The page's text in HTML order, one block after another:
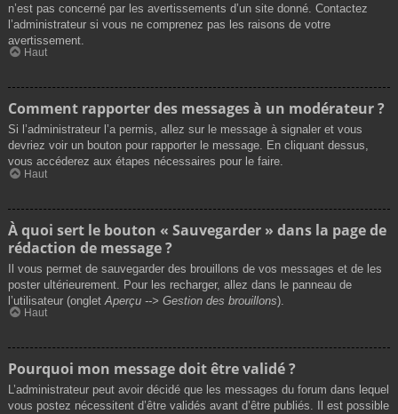
n’est pas concerné par les avertissements d’un site donné. Contactez
l’administrateur si vous ne comprenez pas les raisons de votre
avertissement.
Haut
Comment rapporter des messages à un modérateur ?
Si l’administrateur l’a permis, allez sur le message à signaler et vous
devriez voir un bouton pour rapporter le message. En cliquant dessus,
vous accéderez aux étapes nécessaires pour le faire.
Haut
À quoi sert le bouton « Sauvegarder » dans la page de
rédaction de message ?
Il vous permet de sauvegarder des brouillons de vos messages et de les
poster ultérieurement. Pour les recharger, allez dans le panneau de
l’utilisateur (onglet Aperçu --> Gestion des brouillons).
Haut
Pourquoi mon message doit être validé ?
L’administrateur peut avoir décidé que les messages du forum dans lequel
vous postez nécessitent d’être validés avant d’être publiés. Il est possible